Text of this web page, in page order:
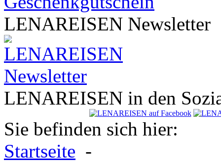
LENAREISEN Newsletter
LENAREISEN in den
Sie befinden sich hier:
Startseite -